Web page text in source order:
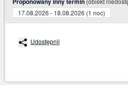
Proponowany inny termin
17.08.2026 - 18.08.2026 (1 noc)
Udostępnij